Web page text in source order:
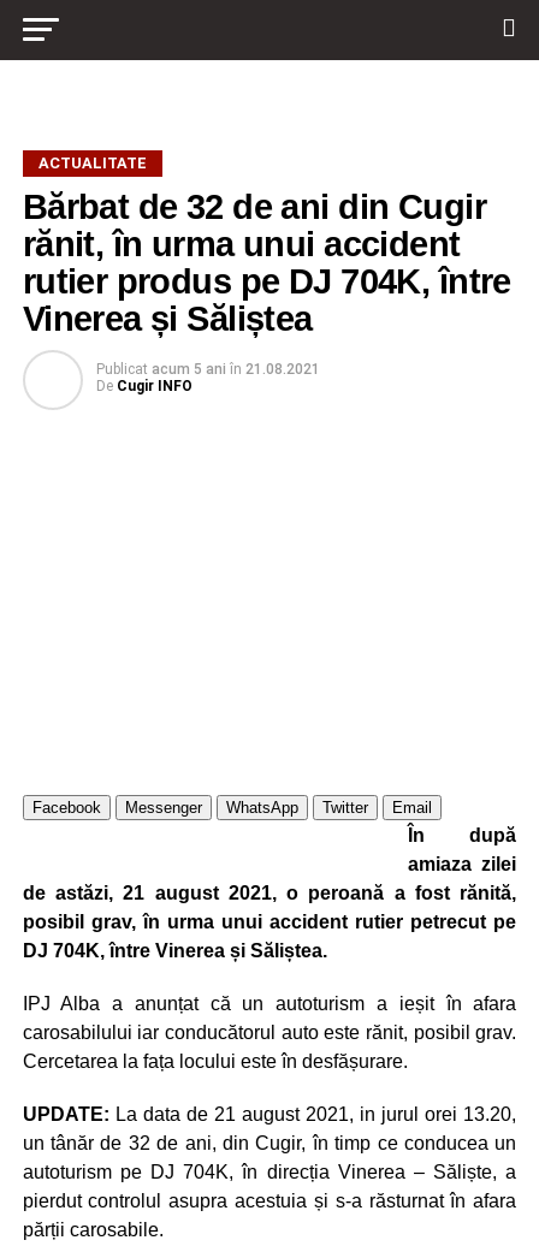
ACTUALITATE
Bărbat de 32 de ani din Cugir
rănit, în urma unui accident
rutier produs pe DJ 704K, între
Vinerea și Săliștea
Publicat acum 5 ani în 21.08.2021
De Cugir INFO
Facebook Messenger WhatsApp Twitter Email
În după
amiaza zilei
de astăzi, 21 august 2021, o peroană a fost rănită,
posibil grav, în urma unui accident rutier petrecut pe
DJ 704K, între Vinerea și Săliștea.
IPJ Alba a anunțat că un autoturism a ieșit în afara
carosabilului iar conducătorul auto este rănit, posibil grav.
Cercetarea la fața locului este în desfășurare.
UPDATE: La data de 21 august 2021, in jurul orei 13.20,
un tânăr de 32 de ani, din Cugir, în timp ce conducea un
autoturism pe DJ 704K, în direcția Vinerea – Săliște, a
pierdut controlul asupra acestuia și s-a răsturnat în afara
părții carosabile.